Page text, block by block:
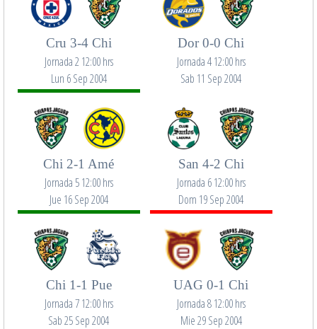
Cru 3-4 Chi
Jornada 2 12:00 hrs
Lun 6 Sep 2004
Dor 0-0 Chi
Jornada 4 12:00 hrs
Sab 11 Sep 2004
Chi 2-1 Amé
Jornada 5 12:00 hrs
Jue 16 Sep 2004
San 4-2 Chi
Jornada 6 12:00 hrs
Dom 19 Sep 2004
Chi 1-1 Pue
Jornada 7 12:00 hrs
Sab 25 Sep 2004
UAG 0-1 Chi
Jornada 8 12:00 hrs
Mie 29 Sep 2004